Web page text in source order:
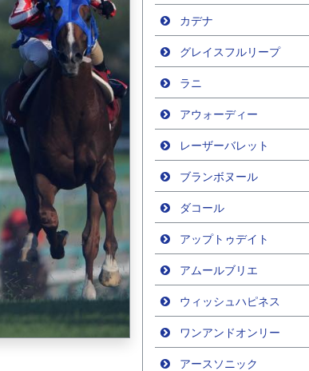
カデナ
グレイスフルリープ
ラニ
アウォーディー
レーザーバレット
ブランボヌール
ダコール
アップトゥデイト
アムールブリエ
ウィッシュハピネス
ワンアンドオンリー
アースソニック